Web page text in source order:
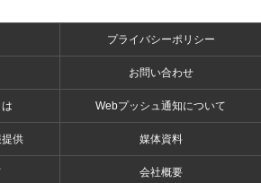
プライバシーポリシー
お問い合わせ
Webプッシュ通知について
供 媒体資料
会社概要